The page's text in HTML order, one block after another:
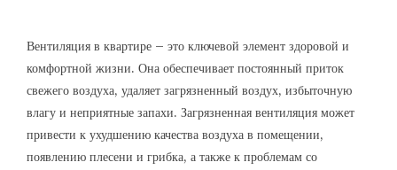
Вентиляция в квартире – это ключевой элемент здоровой и
комфортной жизни. Она обеспечивает постоянный приток
свежего воздуха, удаляет загрязненный воздух, избыточную
влагу и неприятные запахи. Загрязненная вентиляция может
привести к ухудшению качества воздуха в помещении,
появлению плесени и грибка, а также к проблемам со